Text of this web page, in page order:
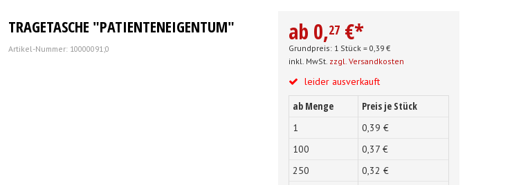
TRAGETASCHE "PATIENTENEIGENTUM"
Artikel-Nummer: 10000091;0
ab 0,27 €*
Grundpreis: 1 Stück = 0,39 €
inkl. MwSt. zzgl. Versandkosten
leider ausverkauft
ab Menge Preis je Stück
1 0,39 €
100
0,37 €
250
0,32 €